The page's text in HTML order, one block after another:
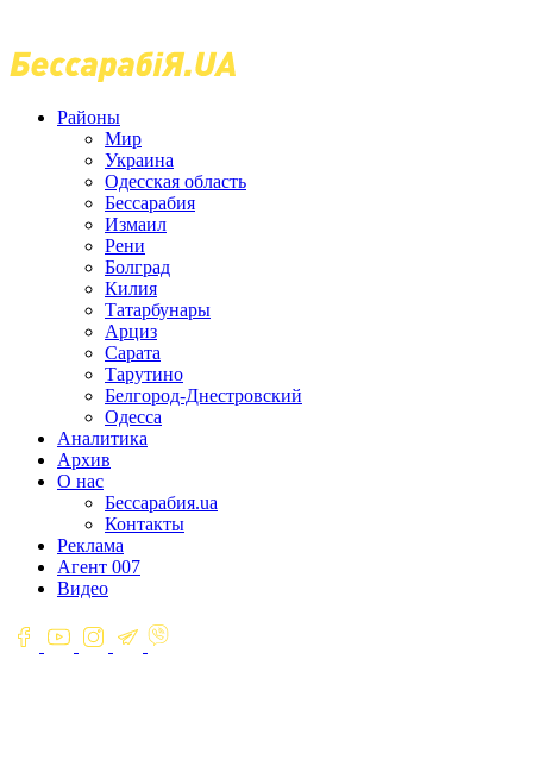
Районы
Мир
Украина
Одесская область
Бессарабия
Измаил
Рени
Болград
Килия
Татарбунары
Арциз
Сарата
Тарутино
Белгород-Днестровский
Одесса
Аналитика
Архив
О нас
Бессарабия.ua
Контакты
Реклама
Агент 007
Видео